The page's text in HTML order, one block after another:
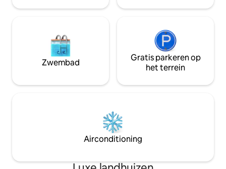
verzamelbehoeften.Aan de buitenkant
alsof je in een exotische sfeer bent. Stap
in het complex, de adem van de heldere
Qingya flitsen, de geur van de modder,
de weelderigheid van het gras, alles is
schoonheid heeft veel poëzie
alleen de geur van vers fruit en bloemen
verfrist deze plek, waardoor mensen
het gevoel hebben dat ze midden in een
wereld weg zijn.En als de nacht valt, zijn
kleurrijke lichten van het huis bezaaid
kabel-tv,
vloeiend Engels,
kunnen
van Phuket
voor 8 gasten in 4
andere link voor 5
de villa, 500 THB
Zwembad
Gratis parkeren op
het terrein
Airconditioning